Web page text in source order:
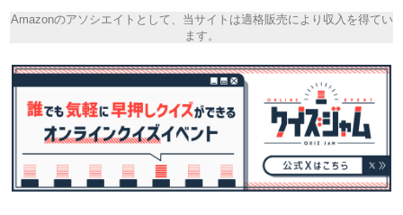
Amazonのアソシエイトとして、当サイトは適格販売により収入を得てい
ます。